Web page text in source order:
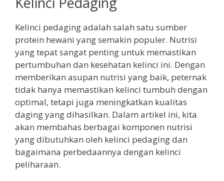
Kelinci pedaging adalah salah satu sumber
protein hewani yang semakin populer. Nutrisi
yang tepat sangat penting untuk memastikan
pertumbuhan dan kesehatan kelinci ini. Dengan
memberikan asupan nutrisi yang baik, peternak
tidak hanya memastikan kelinci tumbuh dengan
optimal, tetapi juga meningkatkan kualitas
daging yang dihasilkan. Dalam artikel ini, kita
akan membahas berbagai komponen nutrisi
yang dibutuhkan oleh kelinci pedaging dan
bagaimana perbedaannya dengan kelinci
peliharaan.